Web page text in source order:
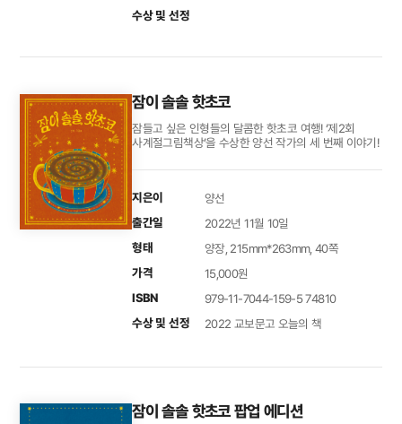
수상 및 선정
잠이 솔솔 핫초코
잠들고 싶은 인형들의 달콤한 핫초코 여행! ‘제2회
사계절그림책상’을 수상한 양선 작가의 세 번째 이야기!
지은이 양선
출간일 2022년 11월 10일
형태 양장, 215mm*263mm, 40쪽
가격 15,000원
ISBN 979-11-7044-159-5 74810
수상 및 선정 2022 교보문고 오늘의 책
잠이 솔솔 핫초코 팝업 에디션